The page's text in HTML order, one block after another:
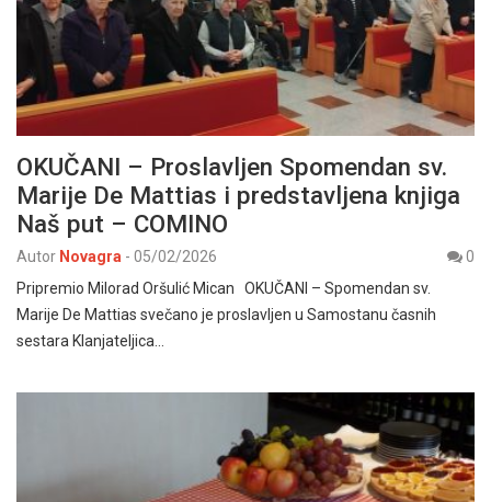
OKUČANI – Proslavljen Spomendan sv.
Marije De Mattias i predstavljena knjiga
Naš put – COMINO
Autor Novagra - 05/02/2026
0
Pripremio Milorad Oršulić Mican OKUČANI – Spomendan sv.
Marije De Mattias svečano je proslavljen u Samostanu časnih
sestara Klanjateljica…